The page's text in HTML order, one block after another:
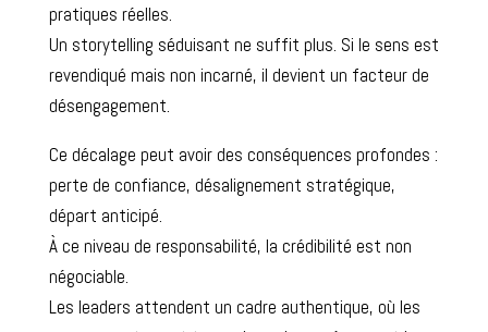
pratiques réelles.
Un storytelling séduisant ne suffit plus. Si le sens est
revendiqué mais non incarné, il devient un facteur de
désengagement.
Ce décalage peut avoir des conséquences profondes :
perte de confiance, désalignement stratégique,
départ anticipé.
À ce niveau de responsabilité, la crédibilité est non
négociable.
Les leaders attendent un cadre authentique, où les